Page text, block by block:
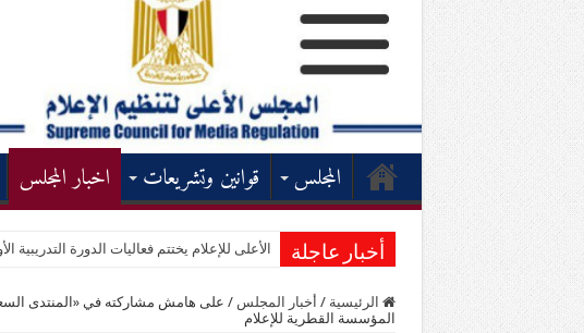
المجلس قوانين وتشريعات اخبار المجلس
أخبار عاجلة الأعلى للإعلام يختتم فعاليات الدورة التدريبية
الرئيسية / أخبار المجلس / على هامش مشاركته في «المنتدى
المؤسسة القطرية للإعلام